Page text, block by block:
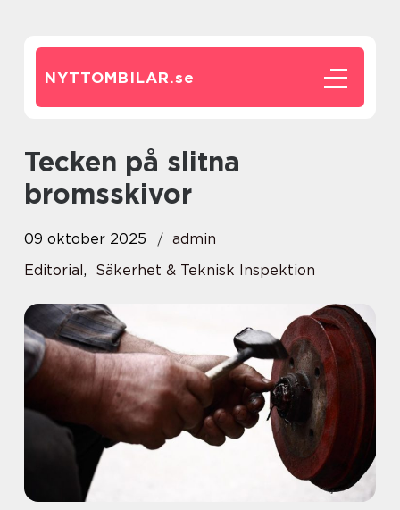
NYTTOMBILAR.se
Tecken på slitna
bromsskivor
09 oktober 2025
admin
Editorial, Säkerhet & Teknisk Inspektion